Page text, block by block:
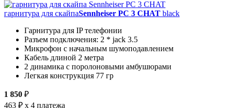
гарнитура для скайпаSennheiser PC 3 CHAT black
Гарнитура для IP телефонии
Разъем подключения: 2 * jack 3.5
Микрофон с начальным шумоподавлением
Кабель длиной 2 метра
2 динамика с поролоновыми амбушюрами
Легкая конструкция 77 гр
1 850 ₽
463 ₽ x 4 платежа